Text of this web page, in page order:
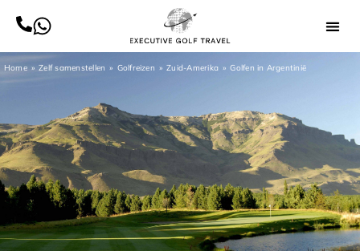
Home Zelf samenstellen Golfreizen Zuid-Amerika Golfen in Argentinië